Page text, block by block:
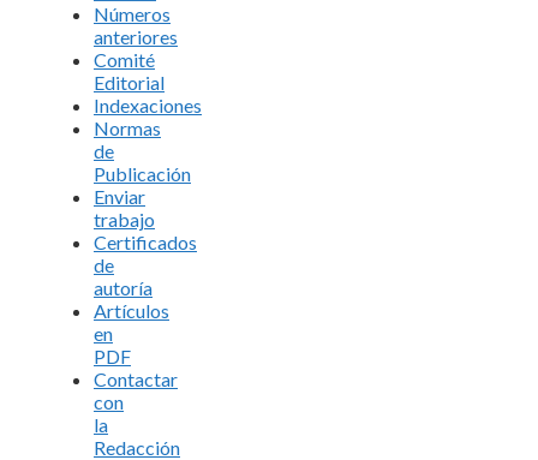
Números
anteriores
Comité
Editorial
Indexaciones
Normas
de
Publicación
Enviar
trabajo
Certificados
de
autoría
Artículos
en
PDF
Contactar
con
la
Redacción